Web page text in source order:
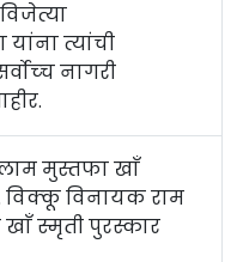
त्यांची
नागरी
मुस्तफा खाँ
विनायक राम
स्मृती पुरस्कार